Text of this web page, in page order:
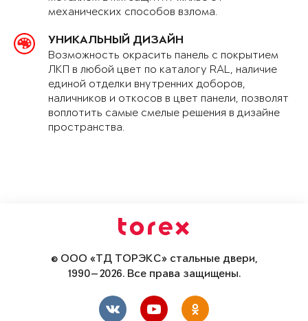
механических способов взлома.
УНИКАЛЬНЫЙ ДИЗАЙН
Возможность окрасить панель с покрытием
ЛКП в любой цвет по каталогу RAL, наличие
единой отделки внутренних доборов,
наличников и откосов в цвет панели, позволят
воплотить самые смелые решения в дизайне
пространства.
© ООО «ТД ТОРЭКС» стальные двери,
1990—2026. Все права защищены.